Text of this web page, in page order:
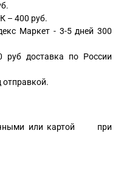
– 400 руб.
Маркет - 3-5 дней 300
руб доставка по России
отправкой.
или картой при